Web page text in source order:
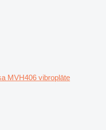
MVH406 vibroplāte